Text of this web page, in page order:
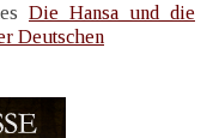
Die Hansa und die
Deutschen